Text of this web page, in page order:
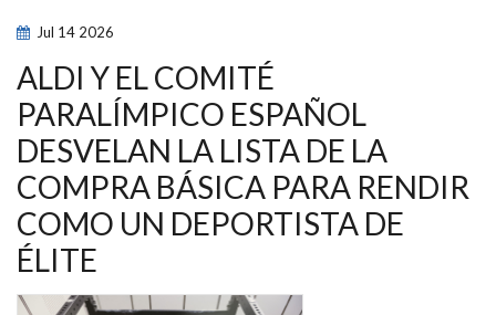
60.000
VOLUNTARIOS
HARÁN
POSIBLE
LOS
JUEGOS
OLÍMPICOS
Y
LOS
Jul 14 2026
ALDI Y EL COMITÉ
PARALÍMPICO ESPAÑOL
DESVELAN LA LISTA DE LA
COMPRA BÁSICA PARA RENDIR
COMO UN DEPORTISTA DE
ÉLITE